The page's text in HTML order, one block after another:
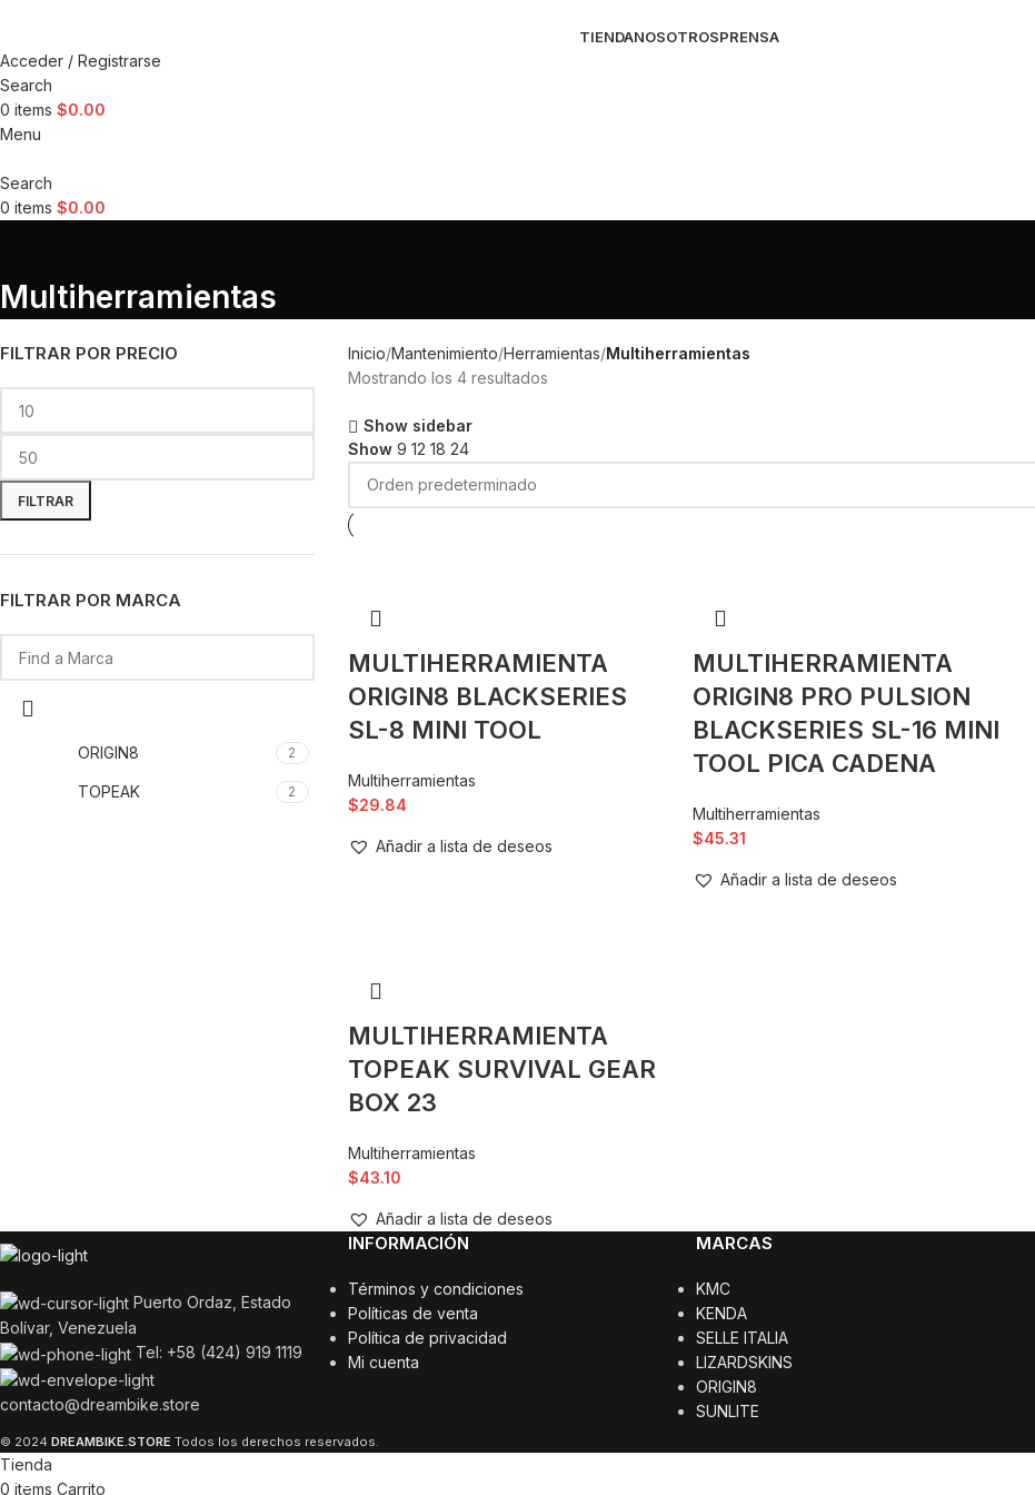
TIENDANOSOTROSPRENSA
Acceder / Registrarse
Search
0 items $0.00
Menu
Search
0 items $0.00
Multiherramientas
FILTRAR POR PRECIO
FILTRAR
FILTRAR POR MARCA
ORIGIN8 2
TOPEAK 2
Inicio Mantenimiento Herramientas Multiherramientas
Mostrando los 4 resultados
Show sidebar
Show 9 12 18 24
MULTIHERRAMIENTA
ORIGIN8 BLACKSERIES
SL-8 MINI TOOL
Multiherramientas
$29.84
Añadir a lista de deseos
MULTIHERRAMIENTA
ORIGIN8 PRO PULSION
BLACKSERIES SL-16 MINI
TOOL PICA CADENA
Multiherramientas
$45.31
Añadir a lista de deseos
MULTIHERRAMIENTA
TOPEAK SURVIVAL GEAR
BOX 23
Multiherramientas
$43.10
Añadir a lista de deseos
Puerto Ordaz, Estado
Bolívar, Venezuela
Tel: +58 (424) 919 1119
contacto@dreambike.store
INFORMACIÓN
Términos y condiciones
Políticas de venta
Política de privacidad
Mi cuenta
MARCAS
KMC
KENDA
SELLE ITALIA
LIZARDSKINS
ORIGIN8
SUNLITE
© 2024 DREAMBIKE.STORE Todos los derechos reservados.
Tienda
0 items Carrito